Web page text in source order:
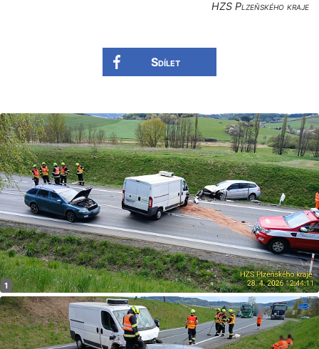
HZS Plzeňského kraje
Sdílet